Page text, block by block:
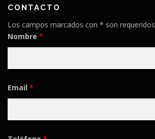
CONTACTO
Los campos marcados con * son requeridos
Nombre *
Email *